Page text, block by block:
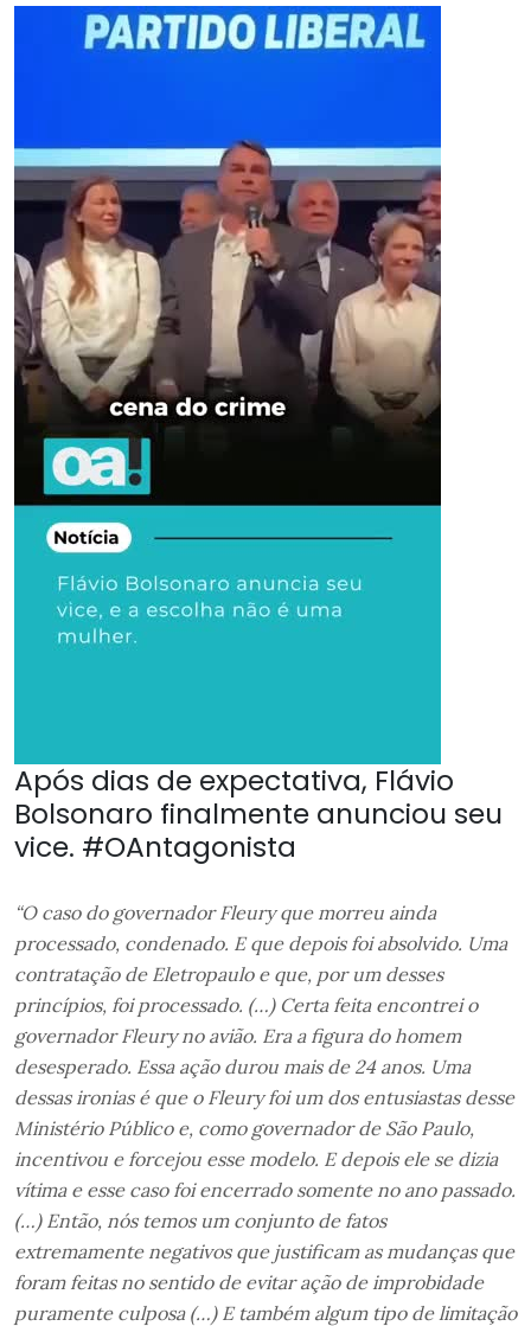
Após dias de expectativa, Flávio
Bolsonaro finalmente anunciou seu
vice. #OAntagonista
“O caso do governador Fleury que morreu ainda
processado, condenado. E que depois foi absolvido. Uma
contratação de Eletropaulo e que, por um desses
princípios, foi processado. (…) Certa feita encontrei o
governador Fleury no avião. Era a figura do homem
desesperado. Essa ação durou mais de 24 anos. Uma
dessas ironias é que o Fleury foi um dos entusiastas desse
Ministério Público e, como governador de São Paulo,
incentivou e forcejou esse modelo. E depois ele se dizia
vítima e esse caso foi encerrado somente no ano passado.
(…) Então, nós temos um conjunto de fatos
extremamente negativos que justificam as mudanças que
foram feitas no sentido de evitar ação de improbidade
puramente culposa (…) E também algum tipo de limitação